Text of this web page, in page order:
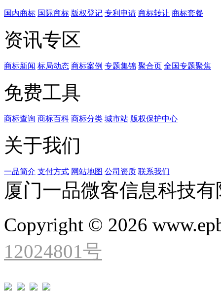
国内商标 国际商标 版权登记 专利申请 商标转让 商标套餐
资讯专区
商标新闻 标局动态 商标案例 专题集锦 聚合页 全国专题聚焦
免费工具
商标查询 商标百科 商标分类 城市站 版权保护中心
关于我们
一品简介 支付方式 网站地图 公司资质 联系我们
厦门一品微客信息科技
Copyright © 2026
12024801号